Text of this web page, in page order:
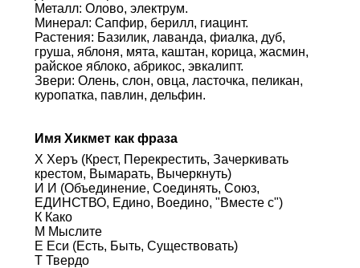
Металл: Олово, электрум.
Минерал: Сапфир, берилл, гиацинт.
Растения: Базилик, лаванда, фиалка, дуб,
груша, яблоня, мята, каштан, корица, жасмин,
райское яблоко, абрикос, эвкалипт.
Звери: Олень, слон, овца, ласточка, пеликан,
куропатка, павлин, дельфин.
Имя Хикмет как фраза
Х Херъ (Крест, Перекрестить, Зачеркивать
крестом, Вымарать, Вычеркнуть)
И И (Объединение, Соединять, Союз,
ЕДИНСТВО, Едино, Воедино, "Вместе с")
К Како
М Мыслите
Е Еси (Есть, Быть, Существовать)
Т Твердо